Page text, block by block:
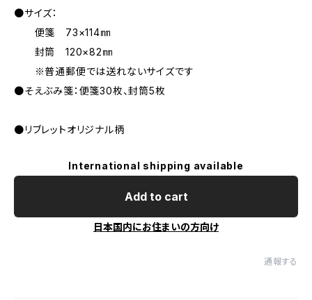
●サイズ：
便箋 73×114㎜
封筒 120×82㎜
※普通郵便では送れないサイズです
●そえぶみ箋：便箋30枚、封筒5枚
●リブレットオリジナル柄
International shipping available
Add to cart
日本国内にお住まいの方向け
通報する